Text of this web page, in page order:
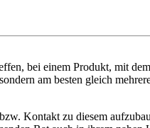
bei einem Produkt, mit
am besten gleich
Kontakt zu diesem